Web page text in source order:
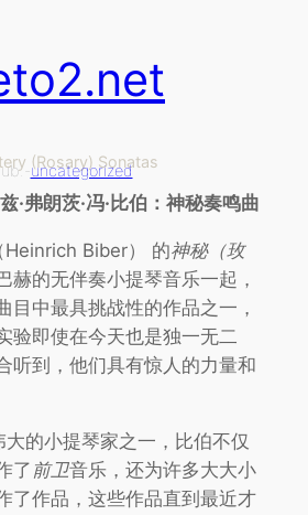
(Rosary) Sonatas
uncategorized
·弗朗茨·冯·比伯：神秘奏鸣曲
Heinrich Biber） 的神秘（玫
赫的无伴奏小提琴音乐一起，
目中最具挑战性的作品之一，
验即使在今天也是独一无二
听到，他们具有惊人的力量和
的小提琴家之一，比伯不仅
了 前卫音乐，还为许多大大小
了作品，这些作品直到最近才